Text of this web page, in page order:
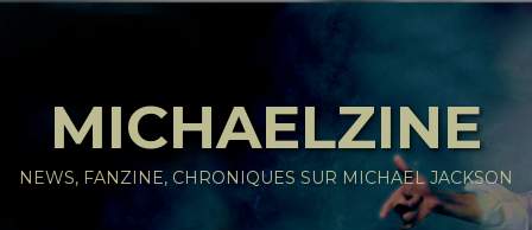
MICHAELZINE
NEWS, FANZINE, CHRONIQUES SUR MICHAEL JACKSON